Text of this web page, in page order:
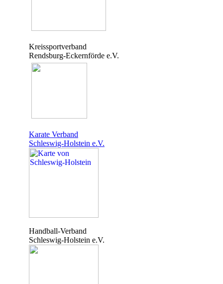
Kreissportverband
Rendsburg-Eckernförde e.V.
Karate Verband
Schleswig-Holstein e.V.
Handball-Verband
Schleswig-Holstein e.V.